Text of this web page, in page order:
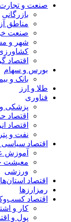
صنعت و تجارت
بازرگانی
مناطق
صنعت
شهر و
اقتصاد
بورس و سهام
بانک و
طلا و ارز
فناوری
پزشکی و
اقتصاد
اقتصاد
نفت و
اقتصاد
آموزش
معیشت
ورزشی
اقتصاد استان‌ها
رمزارزها
اقتصاد
کار و
پول و